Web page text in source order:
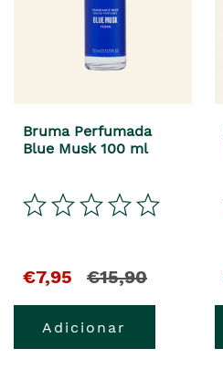
Bruma Perfumada
Blue Musk 100 ml
€7,95 €15,90
Adicionar